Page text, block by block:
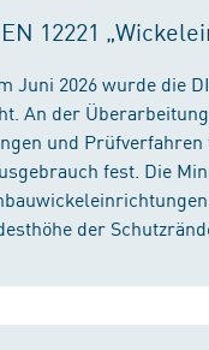
12221
Juni 2026 wurde die
An der
und
fest. Die
der